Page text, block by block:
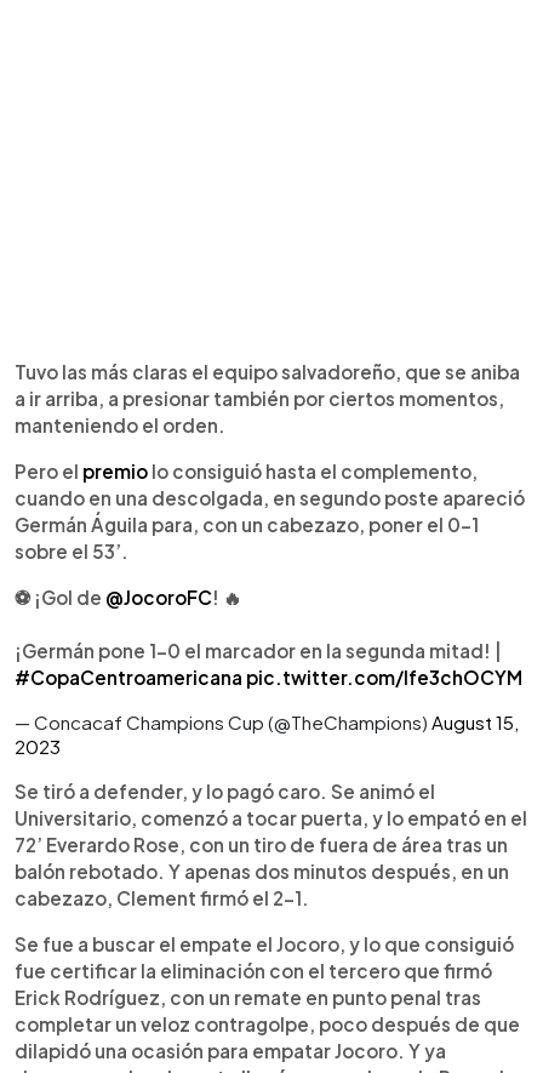
Tuvo las más claras el equipo salvadoreño, que se aniba
a ir arriba, a presionar también por ciertos momentos,
manteniendo el orden.
Pero el premio lo consiguió hasta el complemento,
cuando en una descolgada, en segundo poste apareció
Germán Águila para, con un cabezazo, poner el 0-1
sobre el 53’.
⚽ ¡Gol de @JocoroFC! 🔥
¡Germán pone 1-0 el marcador en la segunda mitad! |
#CopaCentroamericana pic.twitter.com/Ife3chOCYM
— Concacaf Champions Cup (@TheChampions) August 15,
2023
Se tiró a defender, y lo pagó caro. Se animó el
Universitario, comenzó a tocar puerta, y lo empató en el
72’ Everardo Rose, con un tiro de fuera de área tras un
balón rebotado. Y apenas dos minutos después, en un
cabezazo, Clement firmó el 2-1.
Se fue a buscar el empate el Jocoro, y lo que consiguió
fue certificar la eliminación con el tercero que firmó
Erick Rodríguez, con un remate en punto penal tras
completar un veloz contragolpe, poco después de que
dilapidó una ocasión para empatar Jocoro. Y ya